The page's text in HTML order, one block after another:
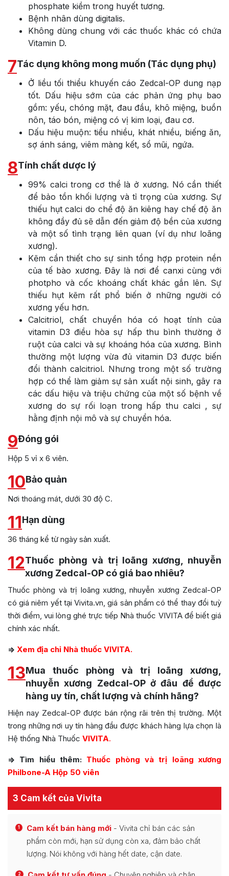
phosphate kiềm trong huyết tương.
Bệnh nhân dùng digitalis.
Không dùng chung với các thuốc khác có chứa
Vitamin D.
7Tác dụng không mong muốn (Tác dụng phụ)
Ở liều tối thiểu khuyến cáo Zedcal-OP dung nạp
tốt. Dấu hiệu sớm của các phản ứng phụ bao
gồm: yếu, chóng mặt, đau đầu, khô miệng, buồn
nôn, táo bón, miệng có vị kim loại, đau cơ.
Dấu hiệu muộn: tiểu nhiều, khát nhiều, biếng ăn,
sợ ánh sáng, viêm màng kết, sổ mũi, ngứa.
8Tính chất dược lý
99% calci trong cơ thể là ở xương. Nó cần thiết
để bảo tồn khối lượng và tỉ trọng của xương. Sự
thiếu hụt calci do chể độ ăn kiêng hay chế độ ăn
không đầy đủ sẽ dẫn đến giảm độ bền của xương
và một số tình trạng liên quan (ví dụ như loãng
xương).
Kẽm cần thiết cho sự sinh tổng hợp protein nền
của tế bào xương. Đây là nơi để canxi cùng với
photpho và cốc khoáng chất khác gắn lên. Sự
thiếu hụt kẽm rất phổ biến ở những người có
xương yếu hơn.
Calcitriol, chất chuyển hóa có hoạt tính của
vitamin D3 điều hòa sự hấp thu bình thường ở
ruột của calci và sự khoáng hóa của xương. Bình
thường một lượng vừa đủ vitamin D3 được biến
đổi thành calcitriol. Nhưng trong một số trường
hợp có thể làm giảm sự sản xuất nội sinh, gây ra
các dấu hiệu và triệu chứng của một số bệnh về
xương do sự rối loạn trong hấp thu calci , sự
hằng định nội mô và sự chuyển hóa.
9Đóng gói
Hộp 5 vỉ x 6 viên.
10Bảo quản
Nơi thoáng mát, dưới 30 độ C.
11Hạn dùng
36 tháng kể từ ngày sản xuất.
12Thuốc phòng và trị loãng xương, nhuyễn
xương Zedcal-OP có giá bao nhiêu?
Thuốc phòng và trị loãng xương, nhuyễn xương Zedcal-OP
có giá niêm yết tại Vivita.vn, giá sản phẩm có thể thay đổi tuỳ
thời điểm, vui lòng ghé trực tiếp Nhà thuốc VIVITA để biết giá
chính xác nhất.
=> Xem địa chỉ Nhà thuốc VIVITA.
13Mua thuốc phòng và trị loãng xương,
nhuyễn xương Zedcal-OP ở đâu để được
hàng uy tín, chất lượng và chính hãng?
Hiện nay Zedcal-OP được bán rộng rãi trên thị trường. Một
trong những nơi uy tín hàng đầu được khách hàng lựa chọn là
Hệ thống Nhà Thuốc VIVITA.
=> Tìm hiểu thêm: Thuốc phòng và trị loãng xương
Philbone-A Hộp 50 viên
3 Cam kết của Vivita
1 Cam kết bán hàng mới - Vivita chỉ bán các sản
phẩm còn mới, hạn sử dụng còn xa, đảm bảo chất
lượng. Nói không với hàng hết date, cận date.
2